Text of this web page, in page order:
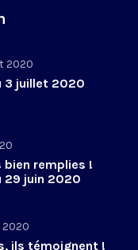
2020
3 juillet 2020
bien remplies !
29 juin 2020
2020
ils témoignent !